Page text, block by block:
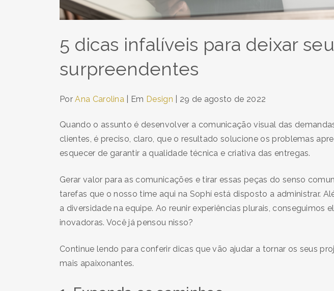
5 dicas infalíveis para deixar
surpreendentes
PorAna Carolina | Em Design 29 de agosto de 2022
Quando o assunto é desenvolver a comunicação visual das
clientes, é preciso, claro, que o resultado solucione os problemas
esquecer de garantir a qualidade técnica e criativa das entregas.
Gerar valor para as comunicações e tirar essas peças do senso
tarefas que o nosso time aqui na Sophí está disposto a administrar.
a diversidade na equipe. Ao reunir experiências plurais, conseguimos
inovadoras. Você já pensou nisso?
Continue lendo para conferir dicas que vão ajudar a tornar os seus
mais apaixonantes.